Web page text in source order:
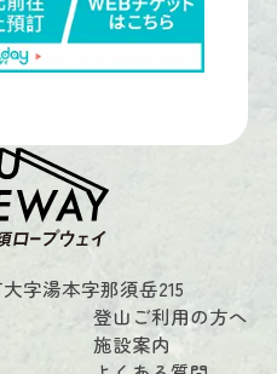
字湯本字那須岳215
登山ご利用の方へ
施設案内